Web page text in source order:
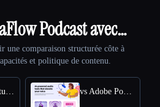
Podcast avec…
une comparaison structurée côte à
et politique de contenu.
vs Recast Studio vs Adobe Podcast